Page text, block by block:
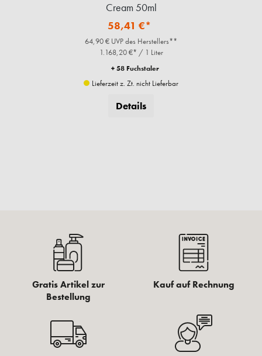
Cream 50ml
58,41 €*
64,90 € UVP des Herstellers**
1.168,20 €* / 1 Liter
+ 58 Fuchstaler
Lieferzeit z. Zt. nicht Lieferbar
Details
Gratis Artikel zur
Bestellung
Kauf auf Rechnung